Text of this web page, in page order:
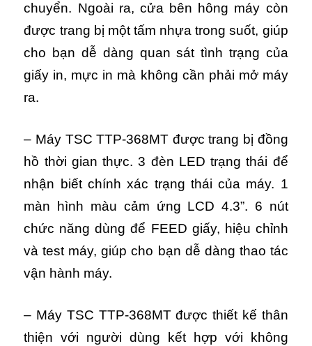
chuyển. Ngoài ra, cửa bên hông máy còn
được trang bị một tấm nhựa trong suốt, giúp
cho bạn dễ dàng quan sát tình trạng của
giấy in, mực in mà không cần phải mở máy
ra.
– Máy TSC TTP-368MT được trang bị đồng
hồ thời gian thực. 3 đèn LED trạng thái để
nhận biết chính xác trạng thái của máy. 1
màn hình màu cảm ứng LCD 4.3”. 6 nút
chức năng dùng để FEED giấy, hiệu chỉnh
và test máy, giúp cho bạn dễ dàng thao tác
vận hành máy.
– Máy TSC TTP-368MT được thiết kế thân
thiện với người dùng kết hợp với không